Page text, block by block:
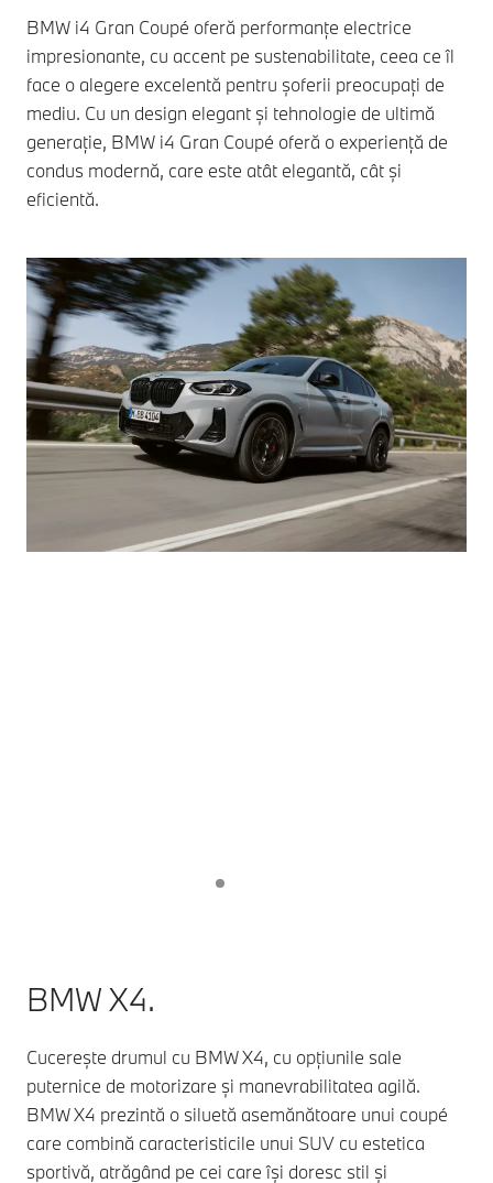
BMW i4 Gran Coupé oferă performanțe electrice
impresionante, cu accent pe sustenabilitate, ceea ce îl
face o alegere excelentă pentru șoferii preocupați de
mediu. Cu un design elegant și tehnologie de ultimă
generație, BMW i4 Gran Coupé oferă o experiență de
condus modernă, care este atât elegantă, cât și
eficientă.
BMW X4.
Cucerește drumul cu BMW X4, cu opțiunile sale
puternice de motorizare și manevrabilitatea agilă.
BMW X4 prezintă o siluetă asemănătoare unui coupé
care combină caracteristicile unui SUV cu estetica
sportivă, atrăgând pe cei care își doresc stil și